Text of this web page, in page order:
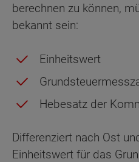
berechnen zu können,
bekannt sein:
Einheitswert
Hebesatz der
Differenziert nach Ost
Einheitswert für das